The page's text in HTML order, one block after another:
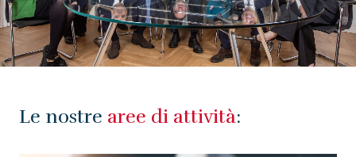
Le nostre aree di attività: